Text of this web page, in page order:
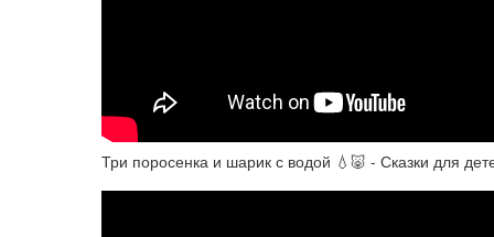
Три поросенка и шарик с водой 💧🐷 - Сказки для